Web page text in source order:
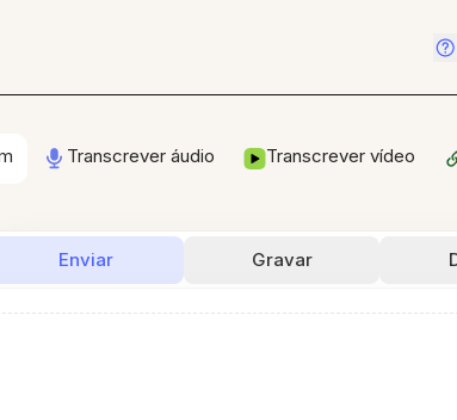
Transcrever áudio Transcrever vídeo
Enviar Gravar